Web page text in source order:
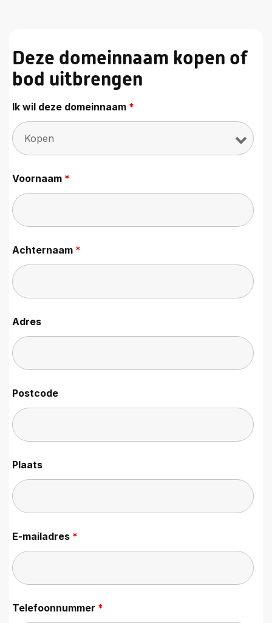
Deze domeinnaam kopen of
bod uitbrengen
Ik wil deze domeinnaam *
Voornaam *
Achternaam *
Adres
Postcode
Plaats
E-mailadres *
Telefoonnummer *